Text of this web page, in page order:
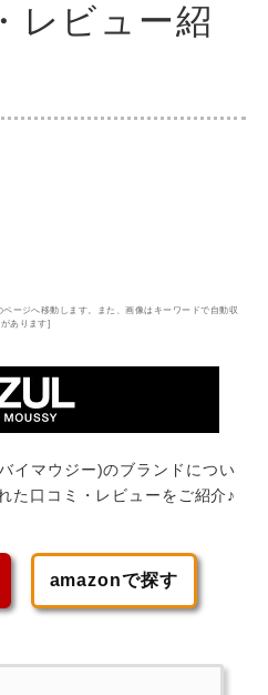
レビュー紹
ージへ移動します。また、画像はキーワードで自動収
あります]
イマウジー)のブランドについ
た口コミ・レビューをご紹介♪
amazonで探す